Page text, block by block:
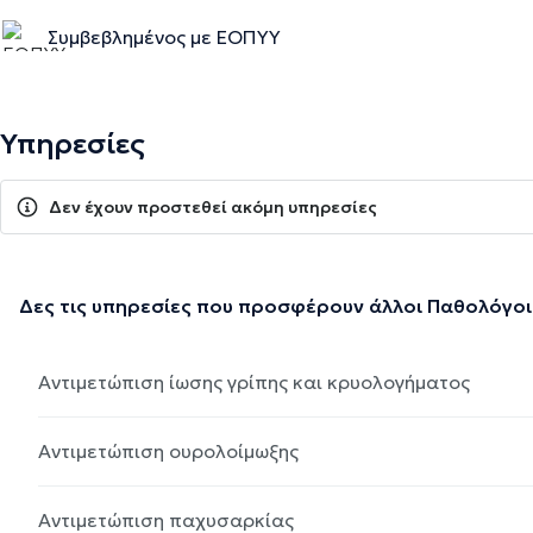
Συμβεβλημένος με ΕΟΠΥΥ
Υπηρεσίες
Δεν έχουν προστεθεί ακόμη υπηρεσίες
Δες τις υπηρεσίες που προσφέρουν άλλοι Παθολόγοι
Αντιμετώπιση ίωσης γρίπης και κρυολογήματος
Αντιμετώπιση ουρολοίμωξης
Αντιμετώπιση παχυσαρκίας